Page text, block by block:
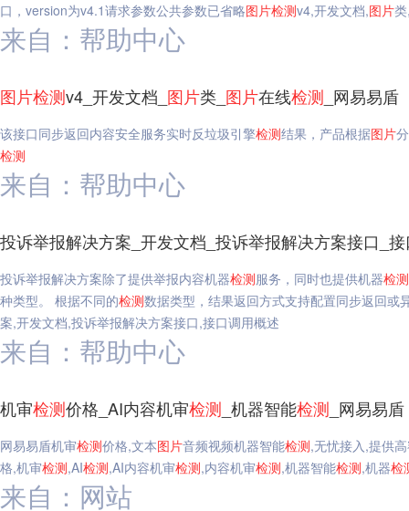
口，version为v4.1请求参数公共参数已省略图片检测v4,开发文档,图片
来自：帮助中心
图片检测v4_开发文档_ 图片类_ 图片在线检测 _网易易盾
该接口同步返回内容安全服务实时反垃圾引擎检测结果，产品根据图片
检测
来自：帮助中心
投诉举报解决方案_开发文档_投诉举报解决方案接口_
投诉举报解决方案除了提供举报内容机器检测服务，同时也提供机器检测
种类型。 根据不同的检测数据类型，结果返回方式支持配置同步返回或
案,开发文档,投诉举报解决方案接口,接口调用概述
来自：帮助中心
机审检测价格_AI内容机审检测 _机器智能检测 _网易易盾
网易易盾机审检测价格,文本图片音频视频机器智能检测,无忧接入,提供
格,机审检测,AI检测,AI内容机审检测,内容机审检测,机器智能检测,机器检
来自：网站